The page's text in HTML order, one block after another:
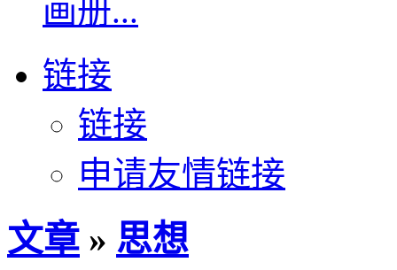
画册...
链接
链接
申请友情链接
文章 » 思想